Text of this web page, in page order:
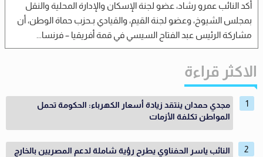
أكد النائب عمرو رشاد، عضو لجنة الإسكان والإدارة المحلية والنقل
بمجلس الشيوخ، وعضو لجنة القيم، والقيادي بـحزب حماة الوطن، أن
مشاركة الرئيس عبد الفتاح السيسي في قمة أفريقيا – فرنسا...
الاكثر قراءة
مجدي حمدان ينتقد زيادة أسعار الكهرباء: الحكومة تحمل
المواطن تكلفة الأزمات
النائب ياسر الحفناوي يطرح رؤية شاملة لدعم المصريين بالخارج